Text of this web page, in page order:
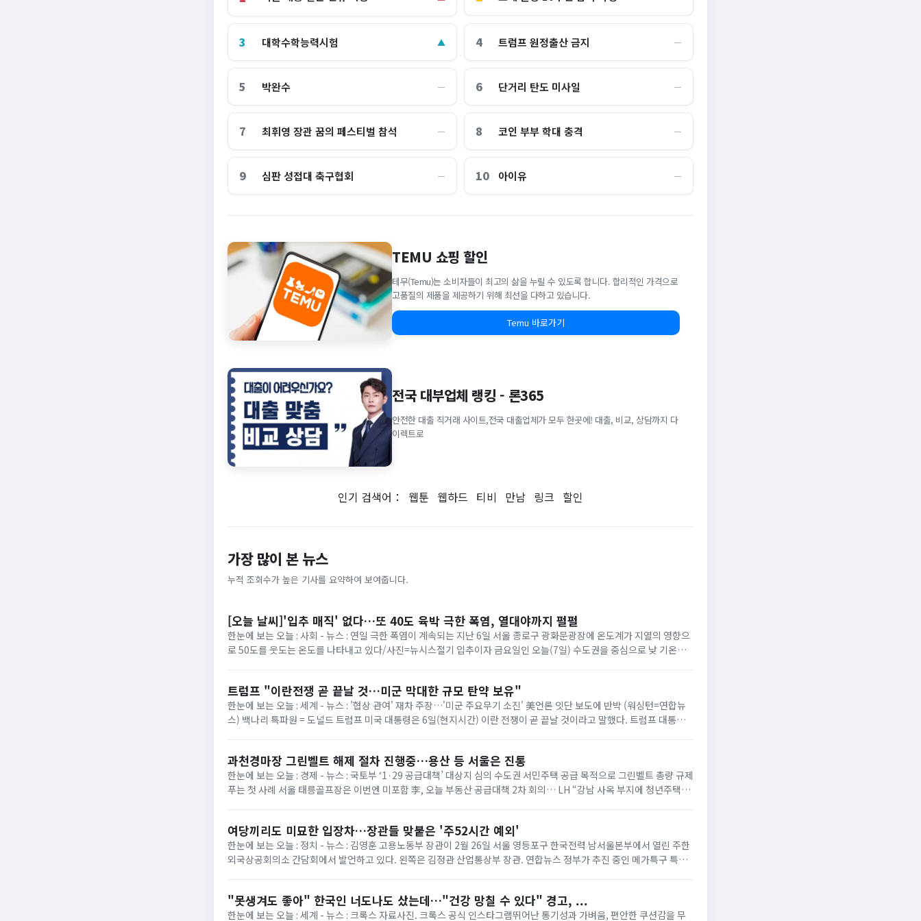
3 대학수학능력시험 ▲ 4 트럼프 원정출산 금지 ―
5 박완수 ― 6 단거리 탄도 미사일 ―
7 최휘영 장관 꿈의 페스티벌 참석 ― 8 코인 부부 학대 충격 ―
9 심판 성접대 축구협회 ― 10 아이유 ―
TEMU 쇼핑 할인
테무(Temu)는 소비자들이 최고의 삶을 누릴 수 있도록 합니다. 합리적인 가격으로
고품질의 제품을 제공하기 위해 최선을 다하고 있습니다.
Temu 바로가기
전국 대부업체 랭킹 - 론365
안전한 대출 직거래 사이트,전국 대출업체가 모두 한곳에! 대출, 비교, 상담까지 다
이렉트로
인기 검색어： 웹툰 웹하드 티비 만남 링크 할인
가장 많이 본 뉴스
누적 조회수가 높은 기사를 요약하여 보여줍니다.
[오늘 날씨]'입추 매직' 없다…또 40도 육박 극한 폭염, 열대야까지 펄펄
한눈에 보는 오늘 : 사회 - 뉴스 : 연일 극한 폭염이 계속되는 지난 6일 서울 종로구 광화문광장에 온도계가 지열의 영향으
로 50도를 웃도는 온도를 나타내고 있다/사진=뉴시스절기 입추이자 금요일인 오늘(7일) 수도권을 중심으로 낮 기온이
트럼프 "이란전쟁 곧 끝날 것…미군 막대한 규모 탄약 보유"
한눈에 보는 오늘 : 세계 - 뉴스 : '협상 관여' 재차 주장…'미군 주요무기 소진' 美언론 잇단 보도에 반박 (워싱턴=연합뉴
스) 백나리 특파원 = 도널드 트럼프 미국 대통령은 6일(현지시간) 이란 전쟁이 곧 끝날 것이라고 말했다. 트럼프 대통령
과천경마장 그린벨트 해제 절차 진행중…용산 등 서울은 진통
한눈에 보는 오늘 : 경제 - 뉴스 : 국토부 ‘1·29 공급대책’ 대상지 심의 수도권 서민주택 공급 목적으로 그린벨트 총량 규제
푸는 첫 사례 서울 태릉골프장은 이번엔 미포함 李, 오늘 부동산 공급대책 2차 회의… LH “강남 사옥 부지에 청년주택”
여당끼리도 미묘한 입장차…장관들 맞붙은 '주52시간 예외'
한눈에 보는 오늘 : 정치 - 뉴스 : 김영훈 고용노동부 장관이 2월 26일 서울 영등포구 한국전력 남서울본부에서 열린 주한
외국상공회의소 간담회에서 발언하고 있다. 왼쪽은 김정관 산업통상부 장관. 연합뉴스 정부가 추진 중인 메가특구 특별
"못생겨도 좋아" 한국인 너도나도 샀는데…"건강 망칠 수 있다" 경고, ...
한눈에 보는 오늘 : 세계 - 뉴스 : 크록스 자료사진. 크록스 공식 인스타그램뛰어난 통기성과 가벼움, 편안한 쿠션감을 무